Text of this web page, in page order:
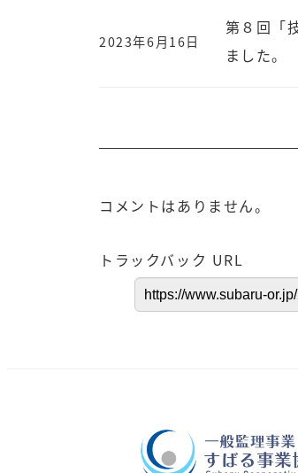
第８回「
ました。
2023年6月16日
コメントはありません。
トラックバック URL